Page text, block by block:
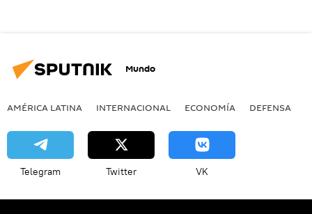
Mundo
AMÉRICA LATINA INTERNACIONAL ECONOMÍA DEFENSA
Telegram Twitter VK